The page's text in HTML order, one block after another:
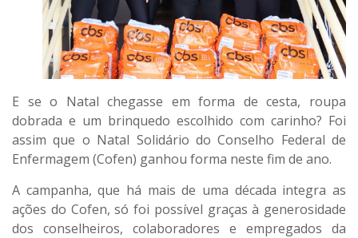
E se o Natal chegasse em forma de cesta, roupa
dobrada e um brinquedo escolhido com carinho? Foi
assim que o Natal Solidário do Conselho Federal de
Enfermagem (Cofen) ganhou forma neste fim de ano.
A campanha, que há mais de uma década integra as
ações do Cofen, só foi possível graças à generosidade
dos conselheiros, colaboradores e empregados da